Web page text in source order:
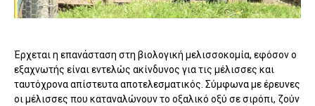
Έρχεται η επανάσταση στη βιολογική μελισσοκομία, εφόσον ο
εξαχνωτής είναι εντελώς ακίνδυνος για τις μέλισσες και
ταυτόχρονα απίστευτα αποτελεσματικός. Σύμφωνα με έρευνες
οι μέλισσες που καταναλώνουν το οξαλικό οξύ σε σιρόπι, ζούν